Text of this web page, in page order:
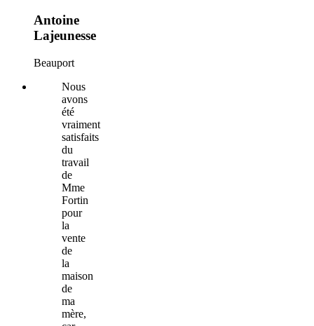
Antoine
Lajeunesse
Beauport
Nous
avons
été
vraiment
satisfaits
du
travail
de
Mme
Fortin
pour
la
vente
de
la
maison
de
ma
mère,